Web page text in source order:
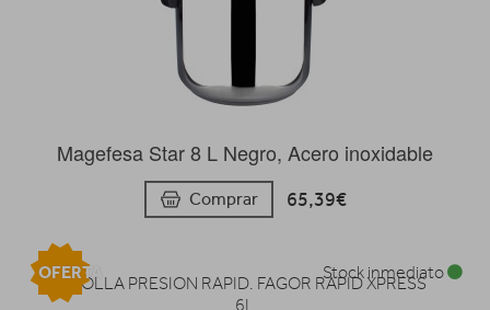
Magefesa Star 8 L Negro, Acero inoxidable
Comprar 65,39€
Stock inmediato
OFERTA